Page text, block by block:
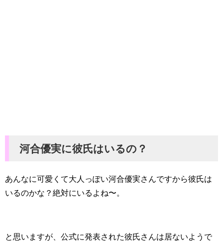
河合優実に彼氏はいるの？
あんなに可愛くて大人っぽい河合優実さんですから彼氏は
いるのかな？絶対にいるよね〜。
と思いますが、公式に発表された彼氏さんは居ないようで